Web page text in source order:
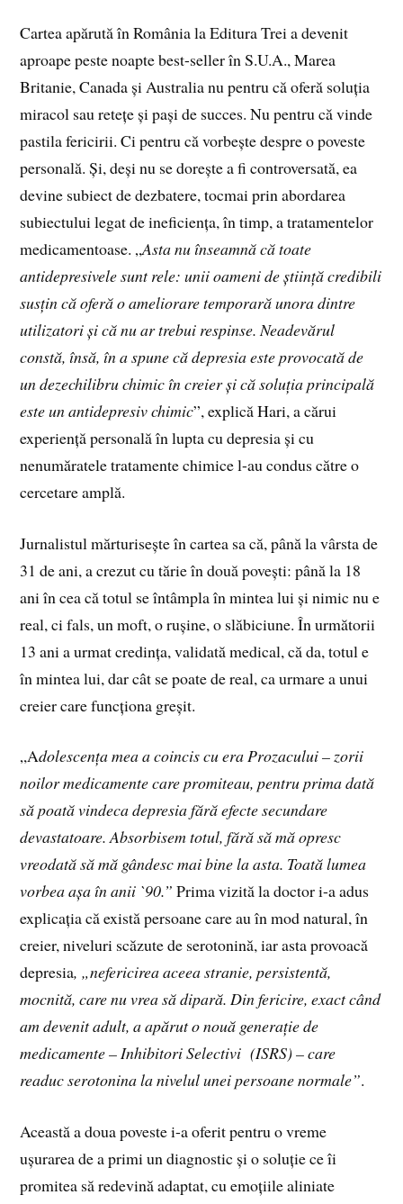
Cartea apărută în România la Editura Trei a devenit
aproape peste noapte best-seller în S.U.A., Marea
Britanie, Canada și Australia nu pentru că oferă soluția
miracol sau retețe și pași de succes. Nu pentru că vinde
pastila fericirii. Ci pentru că vorbește despre o poveste
personală. Și, deși nu se dorește a fi controversată, ea
devine subiect de dezbatere, tocmai prin abordarea
subiectului legat de ineficiența, în timp, a tratamentelor
medicamentoase. „Asta nu înseamnă că toate
antidepresivele sunt rele: unii oameni de știință credibili
susțin că oferă o ameliorare temporară unora dintre
utilizatori și că nu ar trebui respinse. Neadevărul
constă, însă, în a spune că depresia este provocată de
un dezechilibru chimic în creier și că soluția principală
este un antidepresiv chimic”, explică Hari, a cărui
experiență personală în lupta cu depresia și cu
nenumăratele tratamente chimice l-au condus către o
cercetare amplă.
Jurnalistul mărturisește în cartea sa că, până la vârsta de
31 de ani, a crezut cu tărie în două povești: până la 18
ani în cea că totul se întâmpla în mintea lui și nimic nu e
real, ci fals, un moft, o rușine, o slăbiciune. În următorii
13 ani a urmat credința, validată medical, că da, totul e
în mintea lui, dar cât se poate de real, ca urmare a unui
creier care funcționa greșit.
„Adolescența mea a coincis cu era Prozacului – zorii
noilor medicamente care promiteau, pentru prima dată
să poată vindeca depresia fără efecte secundare
devastatoare. Absorbisem totul, fără să mă opresc
vreodată să mă gândesc mai bine la asta. Toată lumea
vorbea așa în anii `90.”Prima vizită la doctor i-a adus
explicația că există persoane care au în mod natural, în
creier, niveluri scăzute de serotonină, iar asta provoacă
depresia, „nefericirea aceea stranie, persistentă,
mocnită, care nu vrea să dipară. Din fericire, exact când
am devenit adult, a apărut o nouă generație de
medicamente – Inhibitori Selectivi (ISRS) – care
readuc serotonina la nivelul unei persoane normale”.
Această a doua poveste i-a oferit pentru o vreme
ușurarea de a primi un diagnostic și o soluție ce îi
promitea să redevină adaptat, cu emoțiile aliniate